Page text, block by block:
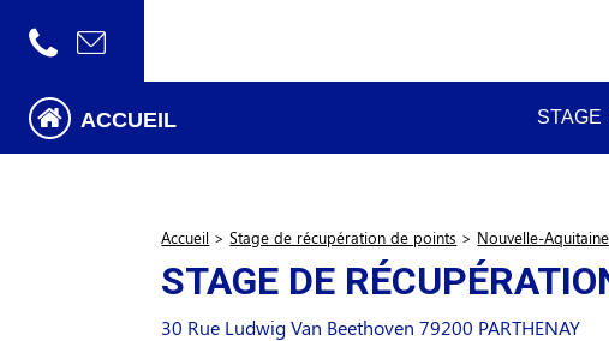
ACCUEIL STAGE
Accueil > Stage de récupération de points > Nouvelle-Aquitaine
STAGE DE
30 Rue Ludwig Van Beethoven 79200 PARTHENAY